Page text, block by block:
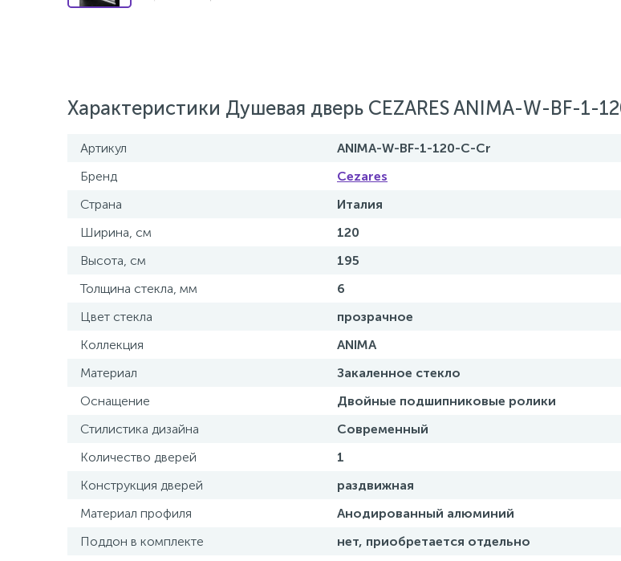
Характеристики Душевая дверь CEZARES ANIMA-W-BF-1-
Артикул
ANIMA-W-BF-1-120-C-Cr
Бренд
Cezares
Страна
Италия
Ширина, см
120
Высота, см
195
Толщина стекла, мм
6
Цвет стекла
прозрачное
Коллекция
ANIMA
Материал
Закаленное стекло
Оснащение
Двойные подшипниковые ролики
Стилистика дизайна
Современный
Количество дверей
1
Конструкция дверей
раздвижная
Материал профиля
Анодированный алюминий
Поддон в комплекте
нет, приобретается отдельно